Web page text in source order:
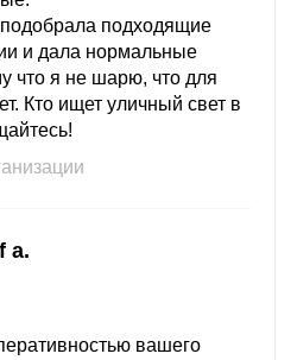
АППАРАТЫ
СВЕТ
подходящие
и дала нормальные
что я не шарю, что для
Кто ищет уличный свет в
a.
вашего